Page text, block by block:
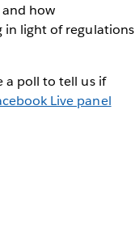
how
in light of regulations
a poll to tell us if
Live panel